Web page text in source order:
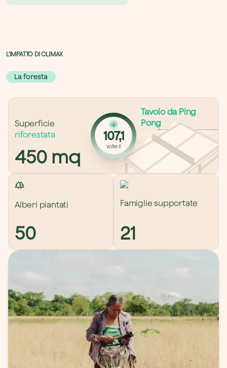
L'IMPATTO DI CLIMAX
La foresta
107,1
volte il
Superficie
riforestata
450 mq
Tavolo da Ping
Pong
Alberi piantati
50
Famiglie supportate
21